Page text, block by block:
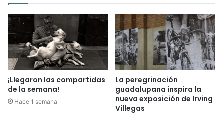
¡Llegaron las compartidas
de la semana!
Hace 1 semana
La peregrinación
guadalupana inspira la
nueva exposición de Irving
Villegas